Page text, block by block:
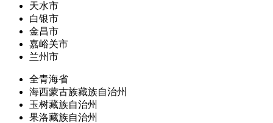
天水市
白银市
金昌市
嘉峪关市
兰州市
全青海省
海西蒙古族藏族自治州
玉树藏族自治州
果洛藏族自治州